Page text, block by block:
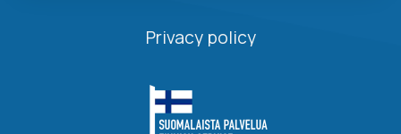
Privacy policy